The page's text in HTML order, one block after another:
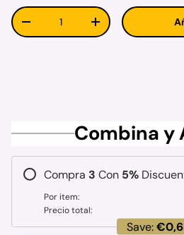
Cant.
Disminuir cantidadAumentar la
Combina y
Compra 3 Con 5%
Por item:
Precio total:
Save: